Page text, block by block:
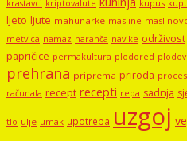
krastavci kriptovalute kupus
ljeto ljute mahunarke masline
metvica namaz naranča navike održivost
papričice permakultura plodored plodovi
prehrana priprema priroda
računala recept recepti repa sadnja
tlo ulje umak upotreba uzgoj